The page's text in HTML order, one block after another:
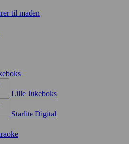
til maden
Lille Jukeboks
Starlite Digital